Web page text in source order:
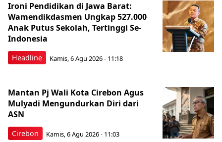
Headline
Ironi Pendidikan di Jawa Barat:
Wamendikdasmen Ungkap 527.000
Anak Putus Sekolah, Tertinggi Se-
Indonesia
Kamis, 6 Agu 2026 - 11:18
Cirebon
Mantan Pj Wali Kota Cirebon Agus
Mulyadi Mengundurkan Diri dari
ASN
Kamis, 6 Agu 2026 - 11:03